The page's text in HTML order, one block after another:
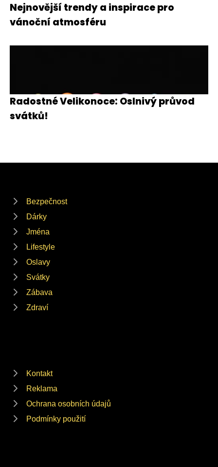
Nejnovější trendy a inspirace pro
vánoční atmosféru
Radostné Velikonoce: Oslnivý průvod
svátků!
Bezpečnost
Dárky
Jména
Lifestyle
Oslavy
Svátky
Zábava
Zdraví
Kontakt
Reklama
Ochrana osobních údajů
Podmínky použití